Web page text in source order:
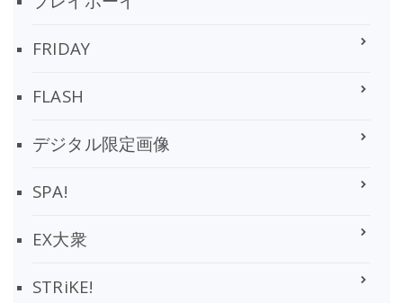
FRIDAY
FLASH
デジタル限定画像
SPA!
EX大衆
STRiKE!